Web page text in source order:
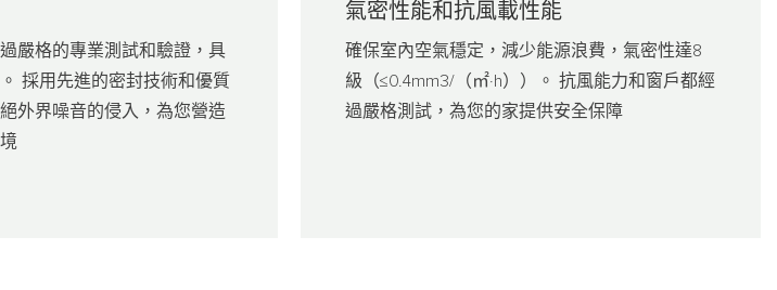
嚴格的專業測試和驗證，具
採用先進的密封技術和優質
外界噪音的侵入，為您營造
氣密性能和抗風載性能
確保室內空氣穩定，減少能源浪費，氣密性達8
級（≤0.4mm3/（㎡·h））。 抗風能力和窗戶都經
過嚴格測試，為您的家提供安全保障